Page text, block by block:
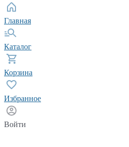
Главная
Каталог
Корзина
Избранное
Войти